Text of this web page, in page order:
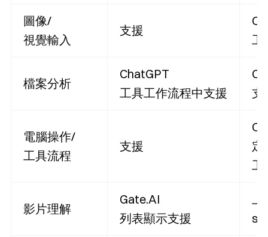
圖像/
視覺輸入
支援
工
檔案分析
ChatGPT
工具工作流程中支援
支
電腦操作/
工具流程
支援
定
工
影片理解
Gate.AI
列表顯示支援
上